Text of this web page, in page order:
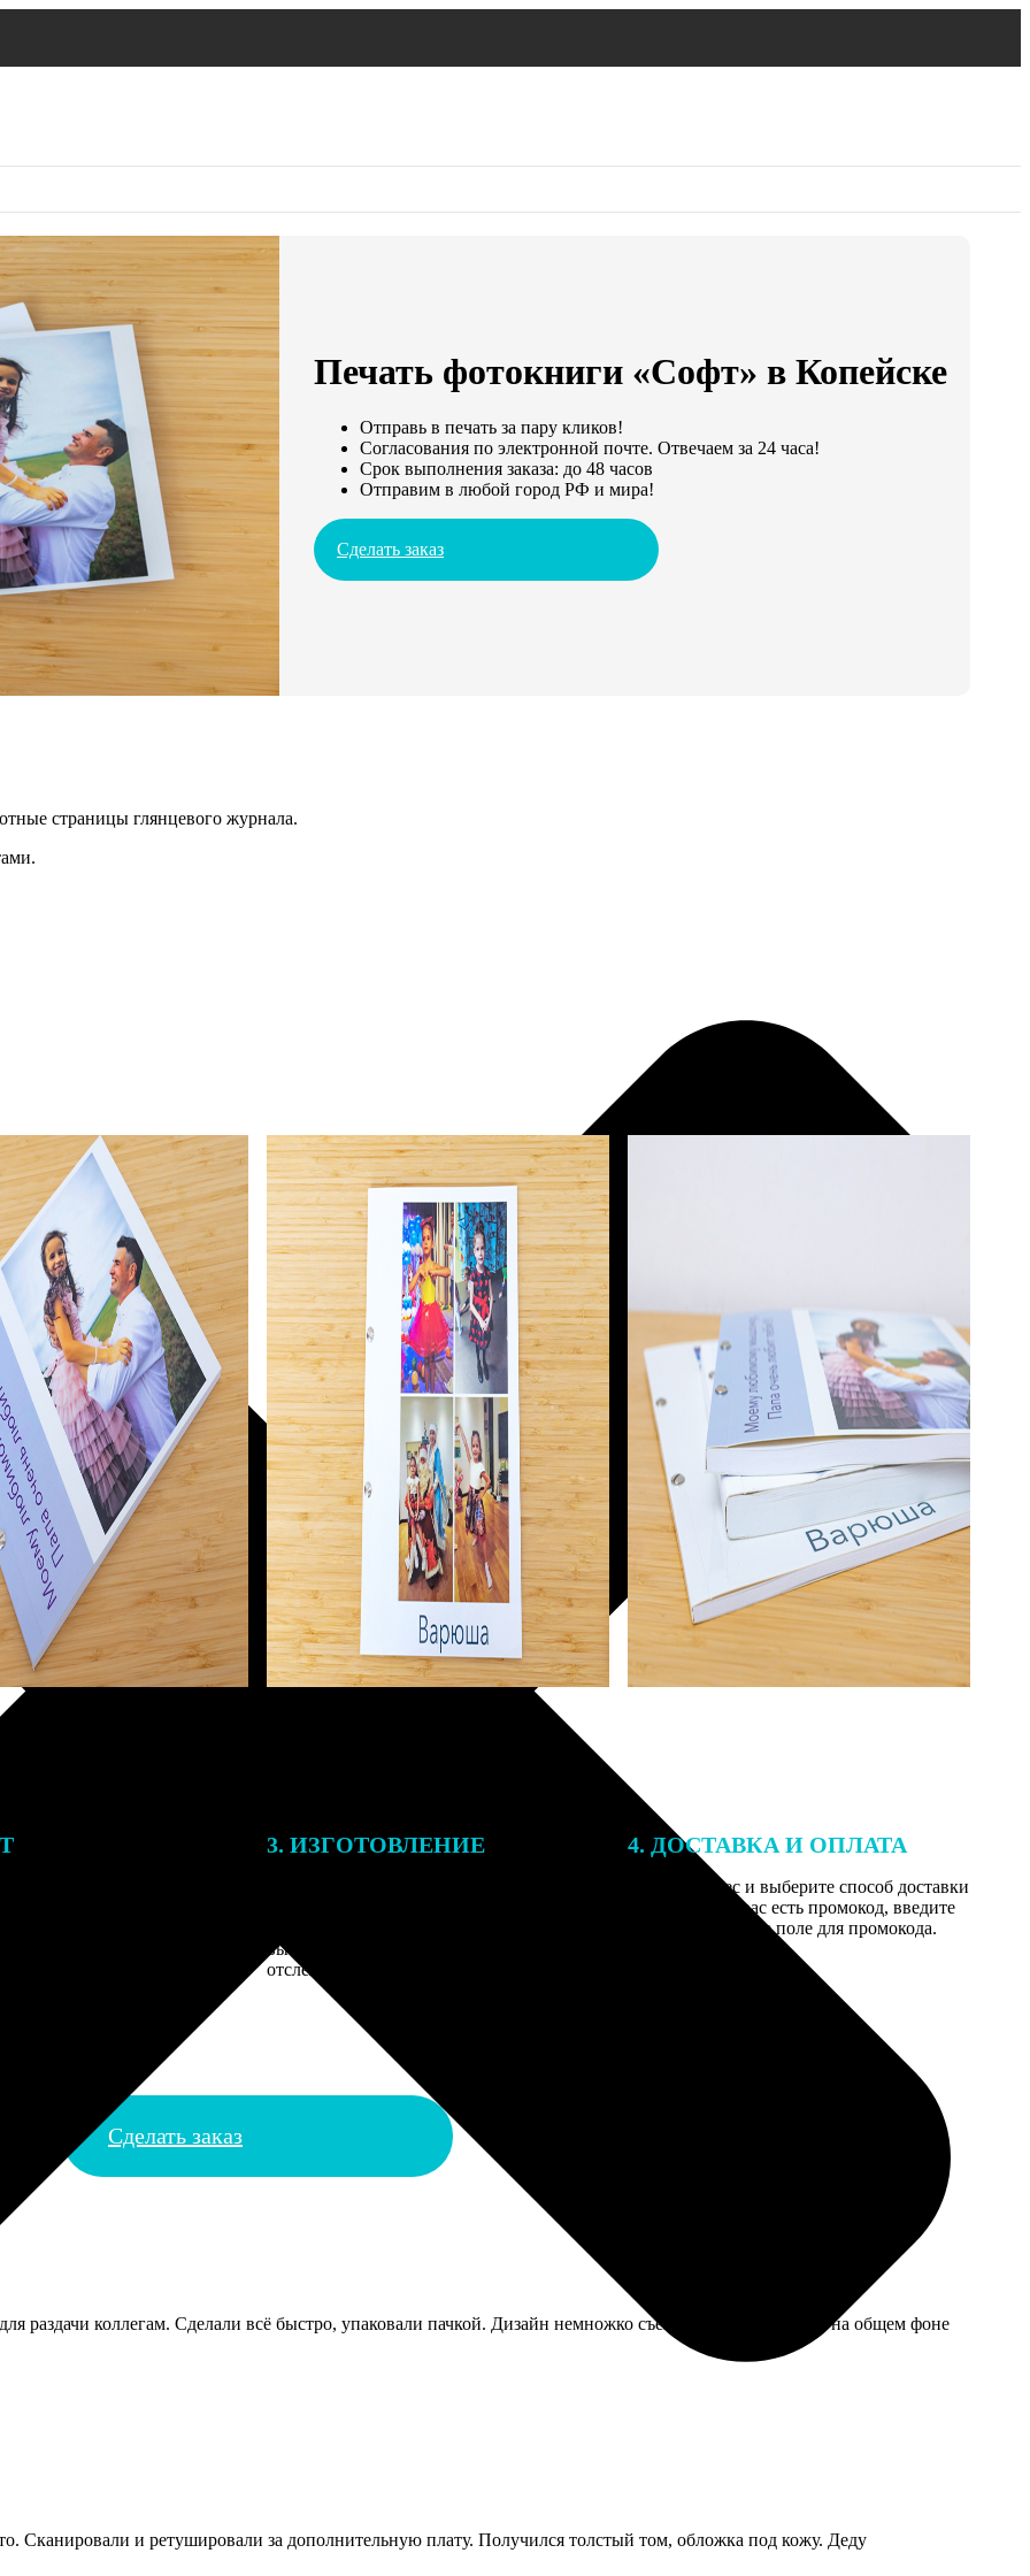
Печать фотокниги «Софт» в Копейске
Отправь в печать за пару кликов!
Согласования по электронной почте. Отвечаем за 24 часа!
Срок выполнения заказа: до 48 часов
Отправим в любой город РФ и мира!
Сделать заказ
страницы глянцевого журнала.
3. ИЗГОТОВЛЕНИЕ
вы получите письмо с трек-номером для
отслеживания.
4. ДОСТАВКА И ОПЛАТА
Введите адрес и выберите способ доставки
заказа. Если у вас есть промокод, введите
его в специальное поле для промокода.
Сделать заказ
раздачи коллегам. Сделали всё быстро, упаковали пачкой. Дизайн немножко съехал на паре штук, но на общем фоне
Сканировали и ретушировали за дополнительную плату. Получился толстый том, обложка под кожу. Деду